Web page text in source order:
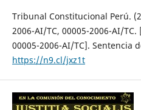
Tribunal Constitucional Perú.
2006-AI/TC, 00005-2006-AI/TC.
00005-2006-AI/TC]. Sentencia
https://n9.cl/jxz1t